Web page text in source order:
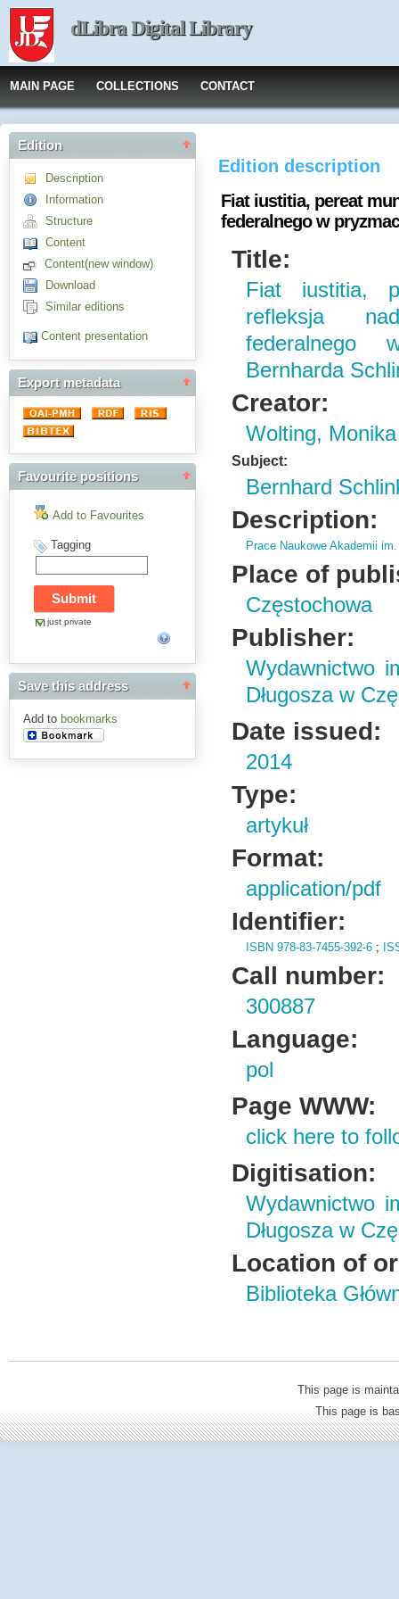
dLibra Digital Library
MAIN PAGE COLLECTIONS CONTACT
Edition
Description
Information
Structure
Content
Content(new window)
Download
Similar editions
Content presentation
Export metadata
Favourite positions
Add to Favourites
Tagging
just private
Save this address
Add to bookmarks
Edition description
Fiat iustitia, pereat
federalnego w
Title:
Fiat iustitia,
refleksja
federalnego
Bernharda
Creator:
Wolting, Monika
Subject:
Bernhard
Description:
Prace Naukowe Akademii im.
Place of
Częstochowa
Publisher:
Wydawnictwo
Długosza w
Date issued:
2014
Type:
artykuł
Format:
application/pdf
Identifier:
ISBN 978-83-7455-392-6 ;
Call number:
300887
Language:
pol
Page WWW:
click here to
Digitisation:
Wydawnictwo
Długosza w
Location of
Biblioteka
This page is
This page is